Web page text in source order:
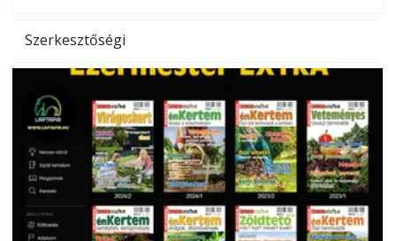
Szerkesztőségi